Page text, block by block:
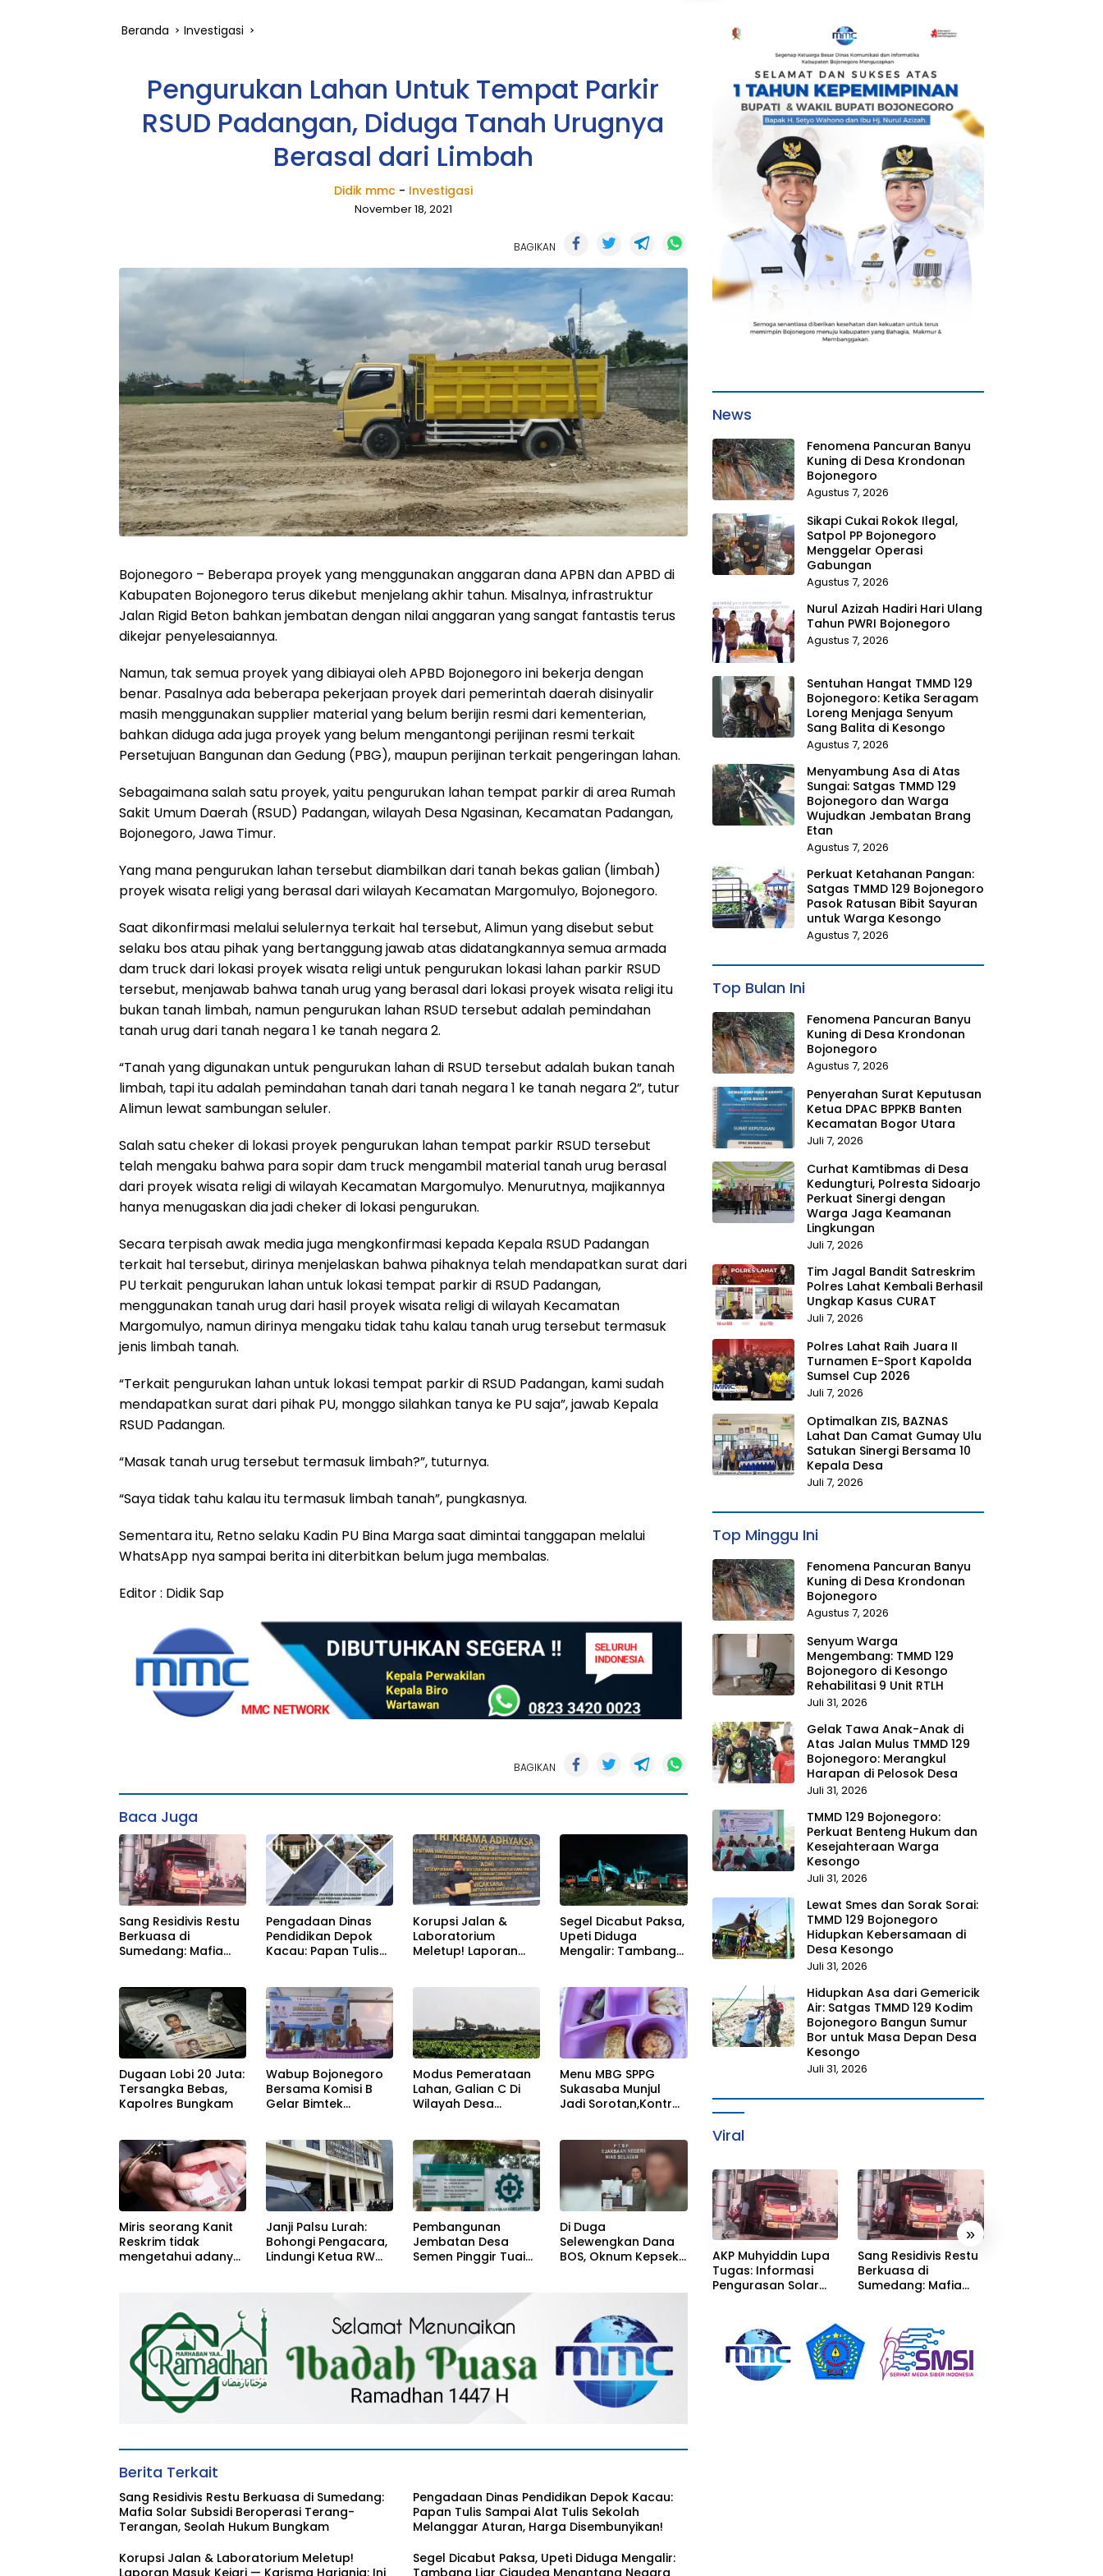
Beranda Investigasi
Pengurukan Lahan Untuk Tempat Parkir
RSUD Padangan, Diduga Tanah Urugnya
Berasal dari Limbah
Didik mmc- Investigasi
November 18, 2021
BAGIKAN
Bojonegoro – Beberapa proyek yang menggunakan anggaran dana APBN dan APBD di
Kabupaten Bojonegoro terus dikebut menjelang akhir tahun. Misalnya, infrastruktur
Jalan Rigid Beton bahkan jembatan dengan nilai anggaran yang sangat fantastis terus
dikejar penyelesaiannya.
Namun, tak semua proyek yang dibiayai oleh APBD Bojonegoro ini bekerja dengan
benar. Pasalnya ada beberapa pekerjaan proyek dari pemerintah daerah disinyalir
masih menggunakan supplier material yang belum berijin resmi dari kementerian,
bahkan diduga ada juga proyek yang belum mengantongi perijinan resmi terkait
Persetujuan Bangunan dan Gedung (PBG), maupun perijinan terkait pengeringan lahan.
Sebagaimana salah satu proyek, yaitu pengurukan lahan tempat parkir di area Rumah
Sakit Umum Daerah (RSUD) Padangan, wilayah Desa Ngasinan, Kecamatan Padangan,
Bojonegoro, Jawa Timur.
Yang mana pengurukan lahan tersebut diambilkan dari tanah bekas galian (limbah)
proyek wisata religi yang berasal dari wilayah Kecamatan Margomulyo, Bojonegoro.
Saat dikonfirmasi melalui selulernya terkait hal tersebut, Alimun yang disebut sebut
selaku bos atau pihak yang bertanggung jawab atas didatangkannya semua armada
dam truck dari lokasi proyek wisata religi untuk pengurukan lokasi lahan parkir RSUD
tersebut, menjawab bahwa tanah urug yang berasal dari lokasi proyek wisata religi itu
bukan tanah limbah, namun pengurukan lahan RSUD tersebut adalah pemindahan
tanah urug dari tanah negara 1 ke tanah negara 2.
“Tanah yang digunakan untuk pengurukan lahan di RSUD tersebut adalah bukan tanah
limbah, tapi itu adalah pemindahan tanah dari tanah negara 1 ke tanah negara 2”, tutur
Alimun lewat sambungan seluler.
Salah satu cheker di lokasi proyek pengurukan lahan tempat parkir RSUD tersebut
telah mengaku bahwa para sopir dam truck mengambil material tanah urug berasal
dari proyek wisata religi di wilayah Kecamatan Margomulyo. Menurutnya, majikannya
hanya menugaskan dia jadi cheker di lokasi pengurukan.
Secara terpisah awak media juga mengkonfirmasi kepada Kepala RSUD Padangan
terkait hal tersebut, dirinya menjelaskan bahwa pihaknya telah mendapatkan surat dari
PU terkait pengurukan lahan untuk lokasi tempat parkir di RSUD Padangan,
menggunakan tanah urug dari hasil proyek wisata religi di wilayah Kecamatan
Margomulyo, namun dirinya mengaku tidak tahu kalau tanah urug tersebut termasuk
jenis limbah tanah.
“Terkait pengurukan lahan untuk lokasi tempat parkir di RSUD Padangan, kami sudah
mendapatkan surat dari pihak PU, monggo silahkan tanya ke PU saja”, jawab Kepala
RSUD Padangan.
“Masak tanah urug tersebut termasuk limbah?”, tuturnya.
“Saya tidak tahu kalau itu termasuk limbah tanah”, pungkasnya.
Sementara itu, Retno selaku Kadin PU Bina Marga saat dimintai tanggapan melalui
WhatsApp nya sampai berita ini diterbitkan belum juga membalas.
Editor : Didik Sap
BAGIKAN
Baca Juga
Sang Residivis Restu
Berkuasa di
Sumedang: Mafia
Terangan, Seolah
Hukum Bungkam
Pengadaan Dinas
Pendidikan Depok
Kacau: Papan Tulis
Aturan, Harga
Disembunyikan!
Korupsi Jalan &
Laboratorium
Meletup! Laporan
Segel Dicabut Paksa,
Upeti Diduga
Mengalir: Tambang
Dugaan Lobi 20 Juta:
Tersangka Bebas,
Kapolres Bungkam
Wabup Bojonegoro
Bersama Komisi B
Gelar Bimtek
Modus Pemerataan
Lahan, Galian C Di
Wilayah Desa
Menu MBG SPPG
Sukasaba Munjul
Jadi Sorotan,Kontrol
Variasi Sajian
Miris seorang Kanit
Reskrim tidak
mengetahui adanya
bawahan
Janji Palsu Lurah:
Bohongi Pengacara,
Lindungi Ketua RW
Pembangunan
Jembatan Desa
Semen Pinggir Tuai
Di Duga
Selewengkan Dana
BOS, Oknum Kepsek
Kejaksaan Negeri
Nias Selatan
Berita Terkait
Sang Residivis Restu Berkuasa di Sumedang:
Mafia Solar Subsidi Beroperasi Terang-
Terangan, Seolah Hukum Bungkam
Pengadaan Dinas Pendidikan Depok Kacau:
Papan Tulis Sampai Alat Tulis Sekolah
Melanggar Aturan, Harga Disembunyikan!
Korupsi Jalan & Laboratorium Meletup!
Segel Dicabut Paksa, Upeti Diduga Mengalir:
News
Fenomena Pancuran Banyu
Kuning di Desa Krondonan
Bojonegoro
Agustus 7, 2026
Sikapi Cukai Rokok Ilegal,
Satpol PP Bojonegoro
Menggelar Operasi
Gabungan
Agustus 7, 2026
Nurul Azizah Hadiri Hari Ulang
Tahun PWRI Bojonegoro
Agustus 7, 2026
Sentuhan Hangat TMMD 129
Bojonegoro: Ketika Seragam
Loreng Menjaga Senyum
Sang Balita di Kesongo
Agustus 7, 2026
Menyambung Asa di Atas
Sungai: Satgas TMMD 129
Bojonegoro dan Warga
Wujudkan Jembatan Brang
Etan
Agustus 7, 2026
Perkuat Ketahanan Pangan:
Satgas TMMD 129 Bojonegoro
Pasok Ratusan Bibit Sayuran
untuk Warga Kesongo
Agustus 7, 2026
Top Bulan Ini
Fenomena Pancuran Banyu
Kuning di Desa Krondonan
Bojonegoro
Agustus 7, 2026
Penyerahan Surat Keputusan
Ketua DPAC BPPKB Banten
Kecamatan Bogor Utara
Juli 7, 2026
Curhat Kamtibmas di Desa
Kedungturi, Polresta Sidoarjo
Perkuat Sinergi dengan
Warga Jaga Keamanan
Lingkungan
Juli 7, 2026
Tim Jagal Bandit Satreskrim
Polres Lahat Kembali Berhasil
Ungkap Kasus CURAT
Juli 7, 2026
Polres Lahat Raih Juara II
Turnamen E-Sport Kapolda
Sumsel Cup 2026
Juli 7, 2026
Optimalkan ZIS, BAZNAS
Lahat Dan Camat Gumay Ulu
Satukan Sinergi Bersama 10
Kepala Desa
Juli 7, 2026
Top Minggu Ini
Fenomena Pancuran Banyu
Kuning di Desa Krondonan
Bojonegoro
Agustus 7, 2026
Senyum Warga
Mengembang: TMMD 129
Bojonegoro di Kesongo
Rehabilitasi 9 Unit RTLH
Juli 31, 2026
Gelak Tawa Anak-Anak di
Atas Jalan Mulus TMMD 129
Bojonegoro: Merangkul
Harapan di Pelosok Desa
Juli 31, 2026
TMMD 129 Bojonegoro:
Perkuat Benteng Hukum dan
Kesejahteraan Warga
Kesongo
Juli 31, 2026
Lewat Smes dan Sorak Sorai:
TMMD 129 Bojonegoro
Hidupkan Kebersamaan di
Desa Kesongo
Juli 31, 2026
Hidupkan Asa dari Gemericik
Air: Satgas TMMD 129 Kodim
Bojonegoro Bangun Sumur
Bor untuk Masa Depan Desa
Kesongo
Juli 31, 2026
Viral
« »
AKP Muhyiddin Lupa
Tugas: Informasi
Pengurasan Solar
Lain Carikan Bukti!
Sang Residivis Restu
Berkuasa di
Sumedang: Mafia
Terangan, Seolah
Hukum Bungkam